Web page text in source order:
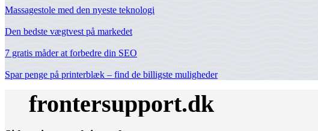
Massagestole med den nyeste teknologi
Den bedste vægtvest på markedet
7 gratis måder at forbedre din SEO
Spar penge på printerblæk – find de billigste muligheder